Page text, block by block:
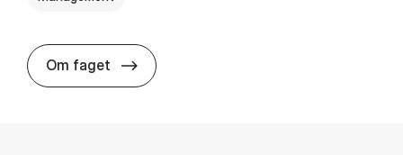
Om faget about